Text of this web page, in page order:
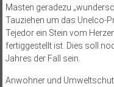
Masten geradezu
Tauziehen um das Unelco-
Tejedor ein Stein vom
fertiggestellt ist. Dies soll
Jahres der Fall sein.
Anwohner und